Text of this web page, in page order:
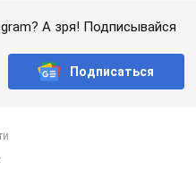
А зря! Подписывайся
Подписаться